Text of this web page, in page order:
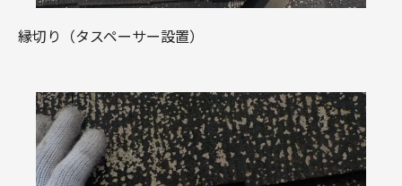
縁切り（タスペーサー設置）